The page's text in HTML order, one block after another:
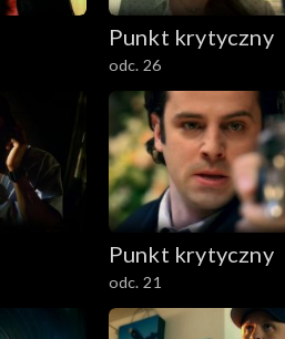
Punkt krytyczny
odc. 26
Punkt krytyczny
odc. 21